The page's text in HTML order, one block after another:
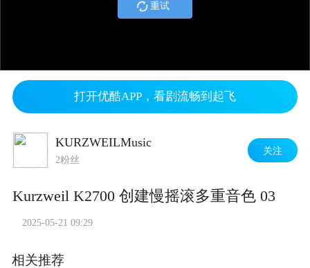
重试
打开优酷APP，看剧流畅到起飞
KURZWEILMusic
2粉丝
关注
Kurzweil K2700 创建慢摇滚多重音色 03
2025-05-21 09:29
相关推荐